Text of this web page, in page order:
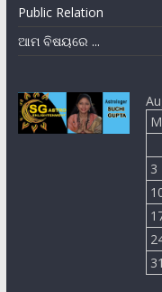
Public Relation
ଆମ ବିଷୟରେ ...
M
3
31